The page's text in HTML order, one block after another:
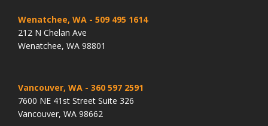
Wenatchee, WA - 509 495 1614
212 N Chelan Ave
Wenatchee, WA 98801
Vancouver, WA - 360 597 2591
7600 NE 41st Street Suite 326
Vancouver, WA 98662